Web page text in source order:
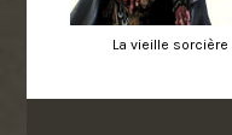
La vieille sorcière